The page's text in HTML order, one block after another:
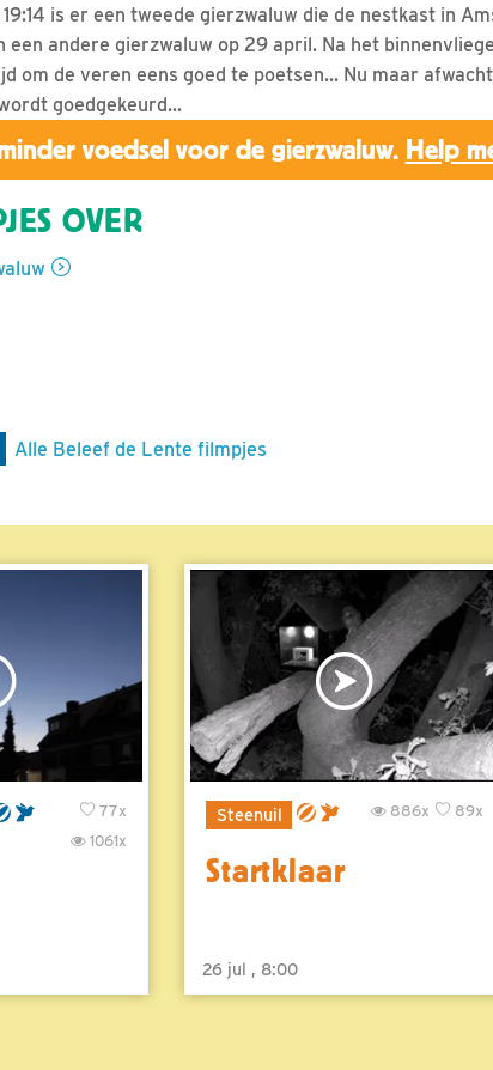
is er een tweede gierzwaluw die de nestkast in
een andere gierzwaluw op 29 april. Na het
om de veren eens goed te poetsen... Nu maar
goedgekeurd...
voedsel voor de gierzwaluw. Help
OVER
Alle Beleef de Lente filmpjes
77x
1061x
Steenuil 89x
886x
Startklaar
26 jul , 8:00